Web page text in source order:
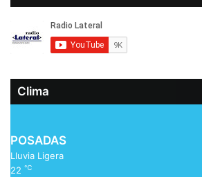
Clima
POSADAS
Lluvia Ligera
22 ℃